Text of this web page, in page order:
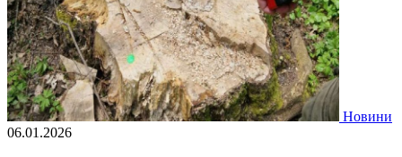
Новини
06.01.2026